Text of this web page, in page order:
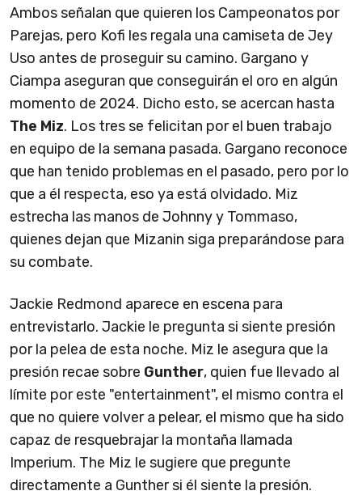
Ambos señalan que quieren los Campeonatos por
Parejas, pero Kofi les regala una camiseta de Jey
Uso antes de proseguir su camino. Gargano y
Ciampa aseguran que conseguirán el oro en algún
momento de 2024. Dicho esto, se acercan hasta
The Miz. Los tres se felicitan por el buen trabajo
en equipo de la semana pasada. Gargano reconoce
que han tenido problemas en el pasado, pero por lo
que a él respecta, eso ya está olvidado. Miz
estrecha las manos de Johnny y Tommaso,
quienes dejan que Mizanin siga preparándose para
su combate.
Jackie Redmond aparece en escena para
entrevistarlo. Jackie le pregunta si siente presión
por la pelea de esta noche. Miz le asegura que la
presión recae sobre Gunther, quien fue llevado al
límite por este "entertainment", el mismo contra el
que no quiere volver a pelear, el mismo que ha sido
capaz de resquebrajar la montaña llamada
Imperium. The Miz le sugiere que pregunte
directamente a Gunther si él siente la presión.